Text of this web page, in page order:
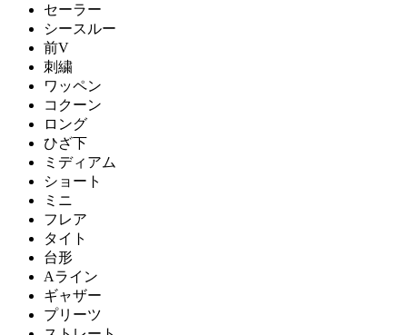
セーラー
シースルー
前V
刺繍
ワッペン
コクーン
ロング
ひざ下
ミディアム
ショート
ミニ
フレア
タイト
台形
Aライン
ギャザー
プリーツ